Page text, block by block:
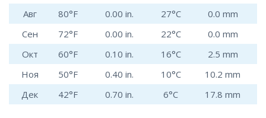
Авг
80°F 0.00 in. 27°C
0.0 mm
Сен
72°F 0.00 in. 22°C
0.0 mm
Окт
60°F 0.10 in. 16°C
2.5 mm
Ноя
50°F 0.40 in. 10°C
10.2 mm
Дек
42°F 0.70 in. 6°C 17.8 mm